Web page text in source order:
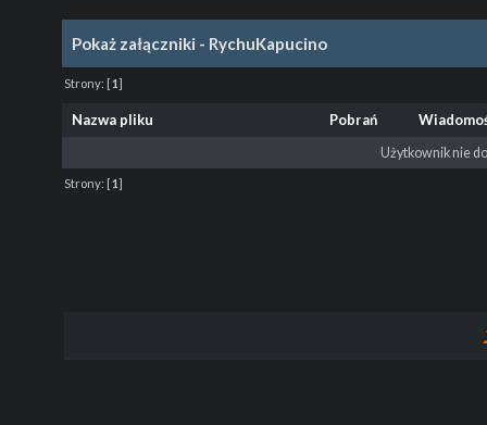
Pokaż załączniki - RychuKapucino
Strony: [1]
Nazwa pliku Pobrań
Użytkownik nie
Strony: [1]